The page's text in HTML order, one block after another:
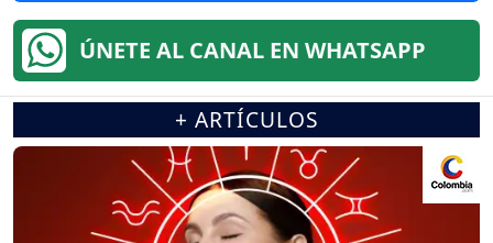
ÚNETE AL CANAL EN WHATSAPP
+ ARTÍCULOS